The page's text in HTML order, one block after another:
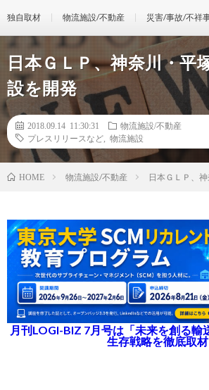
独自取材 物流施設/不動産 災害/事故/不祥
日本ＧＬＰ、神奈川・平
設を開発
2018.09.14 11:30:31
物流施設/不動産
プレスリリースなど
物流施設
HOME 物流施設/不動産 日本ＧＬＰ、
月刊LOGI-BIZ 7月号は「未来を創る輸
生存戦略を徹底取材